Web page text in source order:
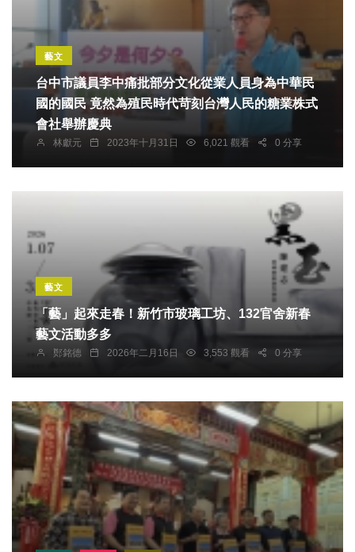
藝文
台中市議員李中痛批部分文化從業人員身為中華民
國的國民 竟然為殖民時代苛刻台灣人民的糖業株式
會社舉辦慶典
林獻元 2023年十月31日 6,021 觀看 0 分享
藝文
「藝」起來走春！新竹市玻璃工坊、132官舍新春
藝文活動多多
鄭銘德 2026年二月16日 3,553 觀看 0 分享